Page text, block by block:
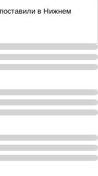
в Нижнем